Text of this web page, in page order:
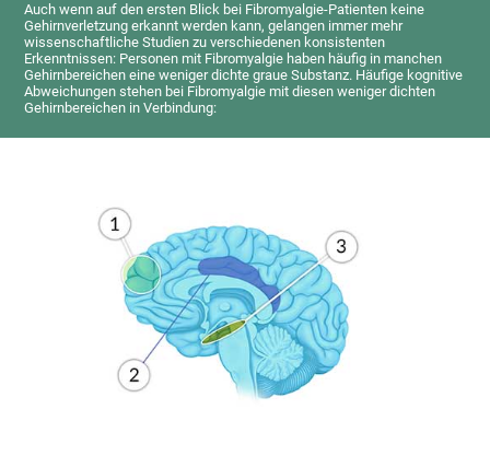
Auch wenn auf den ersten Blick bei Fibromyalgie-Patienten keine
Gehirnverletzung erkannt werden kann, gelangen immer mehr
wissenschaftliche Studien zu verschiedenen konsistenten
Erkenntnissen: Personen mit Fibromyalgie haben häufig in manchen
Gehirnbereichen eine weniger dichte graue Substanz. Häufige kognitive
Abweichungen stehen bei Fibromyalgie mit diesen weniger dichten
Gehirnbereichen in Verbindung: